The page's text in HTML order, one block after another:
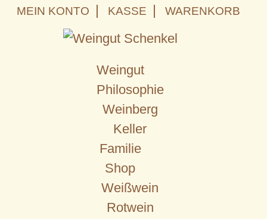
WeiterMEIN KONTO KASSE WARENKORB
Weingut
Philosophie
Weinberg
Keller
Familie
Shop
Weißwein
Rotwein